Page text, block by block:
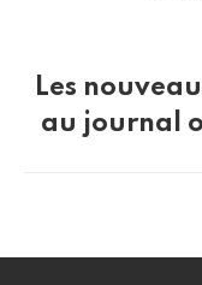
Les
au journal